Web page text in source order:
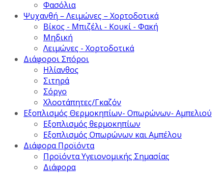
Φασόλια
Ψυχανθή – Λειμώνες – Χορτοδοτικά
Βίκος - Μπιζέλι - Κουκί - Φακή
Μηδική
Λειμώνες - Χορτοδοτικά
Διάφοροι Σπόροι
Ηλίανθος
Σιτηρά
Σόργο
Χλοοτάπητες/Γκαζόν
Εξοπλισμός Θερμοκηπίων- Οπωρώνων- Αμπελιού
Εξοπλισμός θερμοκηπίων
Εξοπλισμός Οπωρώνων και Αμπέλου
Διάφορα Προϊόντα
Προϊόντα Υγειονομικής Σημασίας
Διάφορα